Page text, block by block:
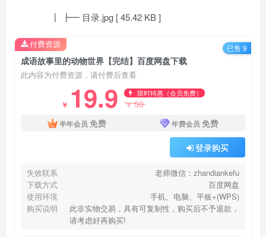
┃ ┣━ 目录.jpg [ 45.42 KB ]
成语故事里的动物世界【完结】百度网盘下载
此内容为付费资源，请付费后查看
￥ 19.9 限时特惠（会员免费）
￥50
半年会员 免费 年费会员 免费
登录购买
失效联系
老师微信：zhandiankefu
下载方式
百度网盘
使用环境
手机、电脑、平板+(WPS)
购买说明
此非实物交易，具有可复制性，购买后不予退款，
请考虑好再购买!
付费资源 已售 9